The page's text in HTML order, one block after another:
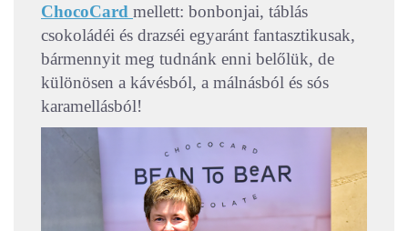
ChocoCard mellett: bonbonjai, táblás
csokoládéi és drazséi egyaránt fantasztikusak,
bármennyit meg tudnánk enni belőlük, de
különösen a kávésból, a málnásból és sós
karamellásból!